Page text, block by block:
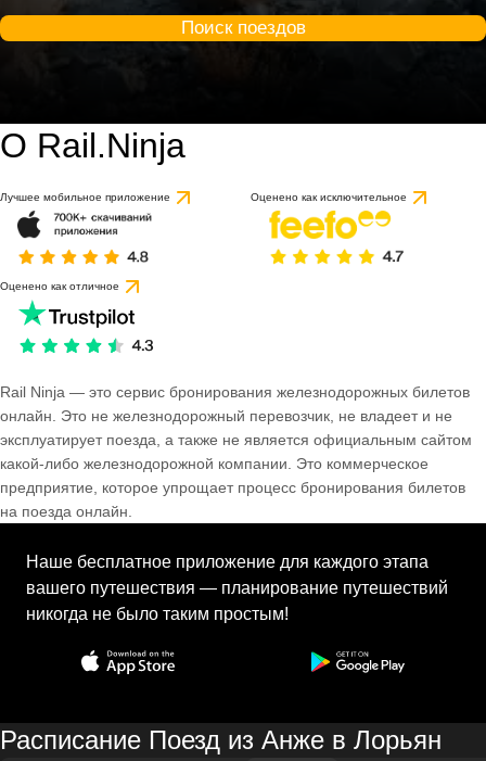
Поиск поездов
О Rail.Ninja
Лучшее мобильное приложение Оценено как исключительное
Оценено как отличное
Rail Ninja — это сервис бронирования железнодорожных билетов
онлайн. Это не железнодорожный перевозчик, не владеет и не
эксплуатирует поезда, а также не является официальным сайтом
какой-либо железнодорожной компании. Это коммерческое
предприятие, которое упрощает процесс бронирования билетов
на поезда онлайн.
Наше бесплатное приложение для каждого этапа
вашего путешествия — планирование путешествий
никогда не было таким простым!
Расписание Поезд из Анже в Лорьян